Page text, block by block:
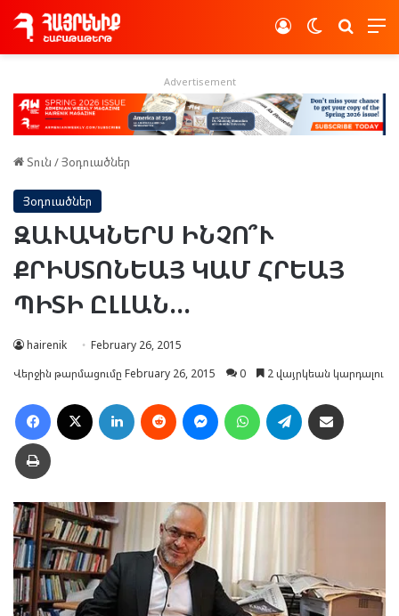
Switch skin
Log In
Advertisement
Տուն /Յօդուածներ
Յօդուածներ
ԶԱՒԱԿՆԵՐՍ ԻՆՉՈ՞Ւ
ՔՐԻՍՏՈՆԵԱՅ ԿԱՄ ՀՐԵԱՅ
ՊԻՏԻ ԸԼԼԱՆ…
hairenik
February 26, 2015
Վերջին թարմացումը February 26, 2015
0 2 վայրկեան կարդալու
Facebook LinkedIn Reddit MessengerWhatsAppTelegram
Տպել